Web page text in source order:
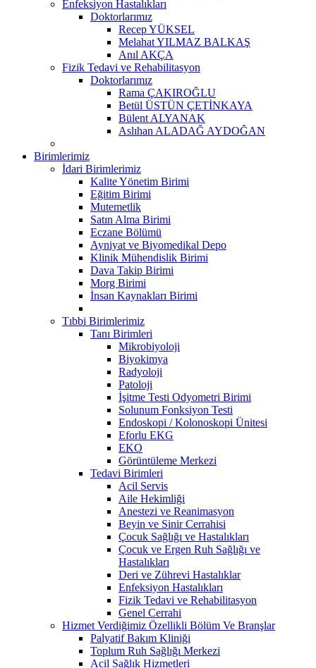
Enfeksiyon Hastalıkları
Doktorlarımız
Recep YÜKSEL
Melahat YILMAZ BALKAŞ
Anıl AKÇA
Fizik Tedavi ve Rehabilitasyon
Doktorlarımız
Rama ÇAKIROĞLU
Betül ÜSTÜN ÇETİNKAYA
Bülent ALYANAK
Aslıhan ALADAĞ AYDOĞAN
Birimlerimiz
İdari Birimlerimiz
Kalite Yönetim Birimi
Eğitim Birimi
Mutemetlik
Satın Alma Birimi
Eczane Bölümü
Ayniyat ve Biyomedikal Depo
Klinik Mühendislik Birimi
Dava Takip Birimi
Morg Birimi
İnsan Kaynakları Birimi
Tıbbi Birimlerimiz
Tanı Birimleri
Mikrobiyoloji
Biyokimya
Radyoloji
Patoloji
İşitme Testi Odyometri Birimi
Solunum Fonksiyon Testi
Endoskopi / Kolonoskopi Ünitesi
Eforlu EKG
EKO
Görüntüleme Merkezi
Tedavi Birimleri
Acil Servis
Aile Hekimliği
Anestezi ve Reanimasyon
Beyin ve Sinir Cerrahisi
Çocuk Sağlığı ve Hastalıkları
Çocuk ve Ergen Ruh Sağlığı ve
Hastalıkları
Deri ve Zührevi Hastalıklar
Enfeksiyon Hastalıkları
Fizik Tedavi ve Rehabilitasyon
Genel Cerrahi
Hizmet Verdiğimiz Özellikli Bölüm Ve Branşlar
Palyatif Bakım Kliniği
Toplum Ruh Sağlığı Merkezi
Acil Sağlık Hizmetleri